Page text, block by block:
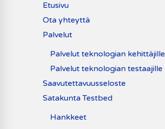
Etusivu
Ota yhteyttä
Palvelut
Palvelut teknologian kehittäjille
Palvelut teknologian testaajille
Saavutettavuusseloste
Satakunta Testbed
Hankkeet